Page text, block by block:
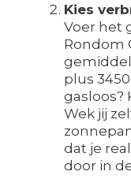
Kies
Voer het
Rondom
plus
gasloos?
Wek jij
dat je
door in